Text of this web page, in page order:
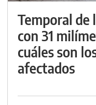
Temporal de
con 31
cuáles son
afectados